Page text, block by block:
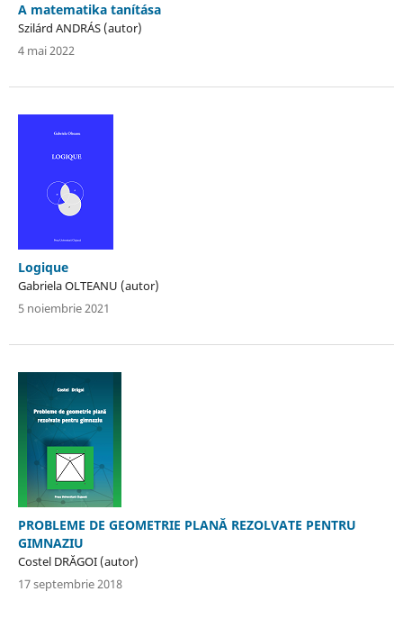
A matematika tanítása
Szilárd ANDRÁS (autor)
4 mai 2022
Logique
Gabriela OLTEANU (autor)
5 noiembrie 2021
PROBLEME DE GEOMETRIE PLANĂ REZOLVATE PENTRU
GIMNAZIU
Costel DRĂGOI (autor)
17 septembrie 2018